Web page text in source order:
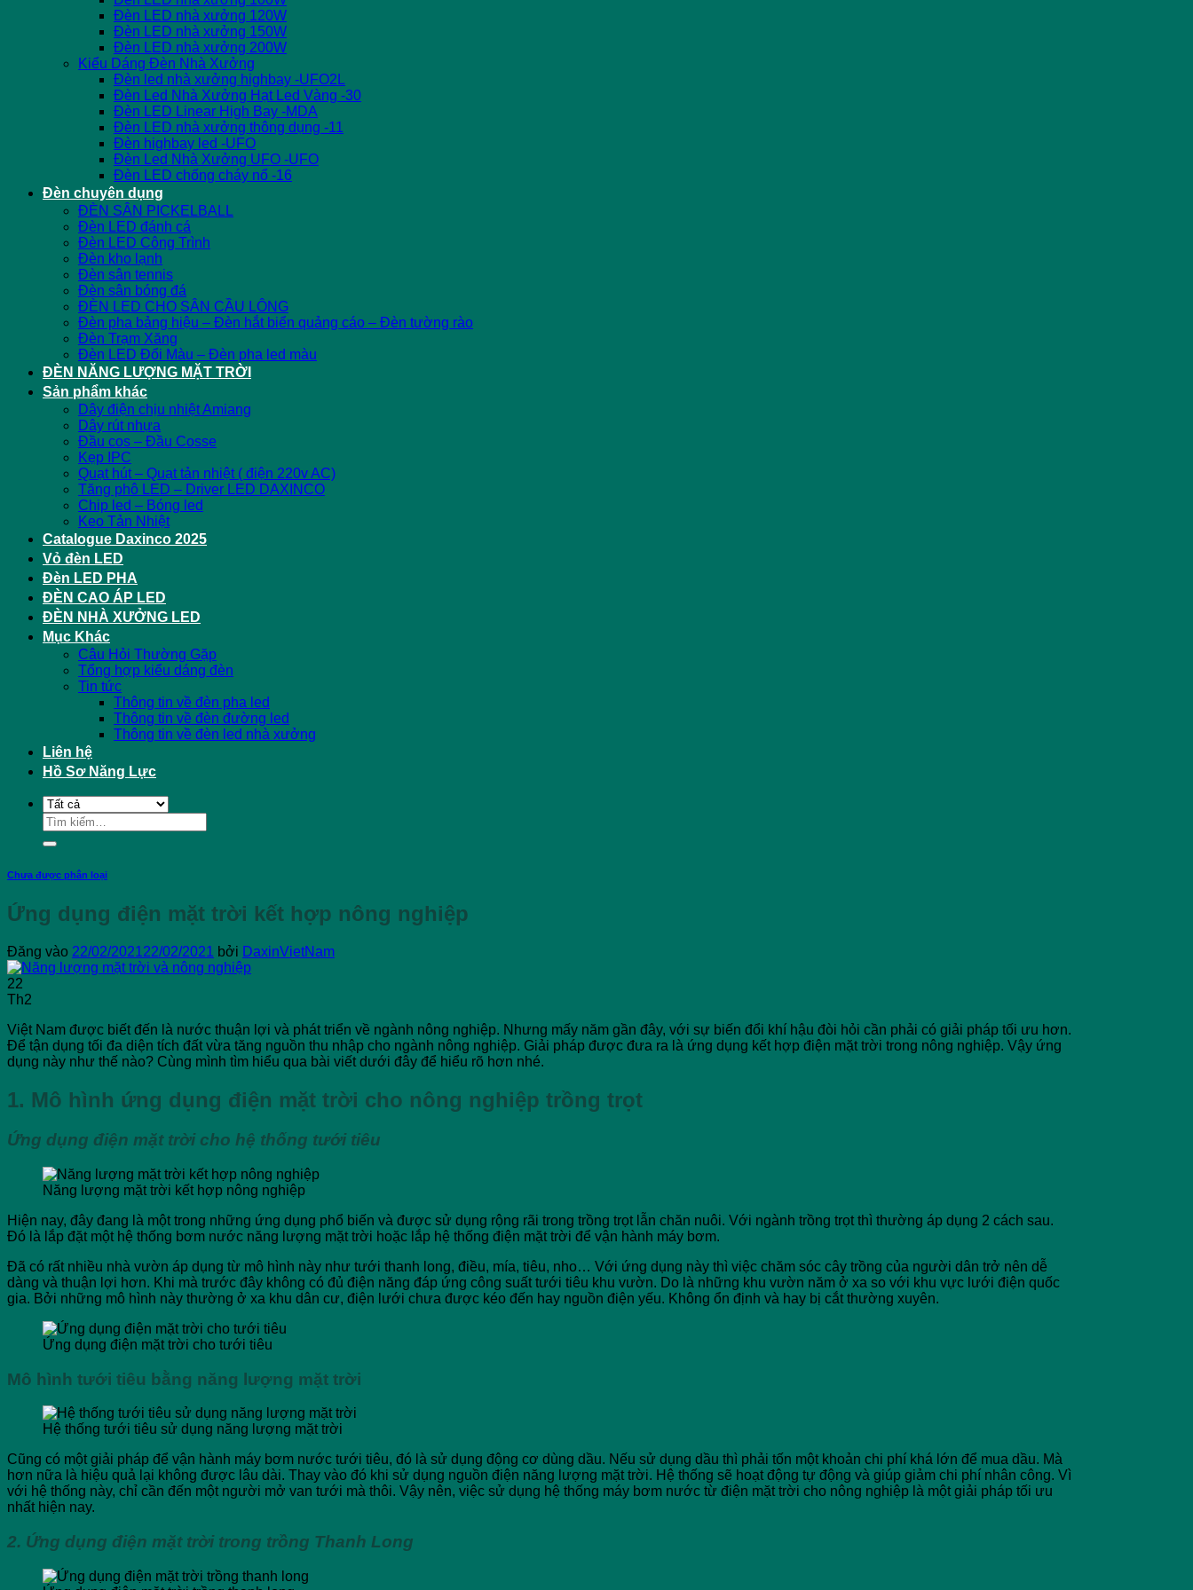
Đèn LED nhà xưởng 120W
Đèn LED nhà xưởng 150W
Đèn LED nhà xưởng 200W
Kiểu Dáng Đèn Nhà Xưởng
Đèn led nhà xưởng highbay -UFO2L
Đèn Led Nhà Xưởng Hạt Led Vàng -30
Đèn LED Linear High Bay -MDA
Đèn LED nhà xưởng thông dụng -11
Đèn highbay led -UFO
Đèn Led Nhà Xưởng UFO -UFO
Đèn LED chống cháy nổ -16
Đèn chuyên dụng
ĐÈN SÂN PICKELBALL
Đèn LED đánh cá
Đèn LED Công Trình
Đèn kho lạnh
Đèn sân tennis
Đèn sân bóng đá
ĐÈN LED CHO SÂN CẦU LÔNG
Đèn pha bảng hiệu – Đèn hắt biển quảng cáo – Đèn tường rào
Đèn Trạm Xăng
Đèn LED Đổi Màu – Đèn pha led màu
ĐÈN NĂNG LƯỢNG MẶT TRỜI
Sản phẩm khác
Dây điện chịu nhiệt Amiang
Dây rút nhựa
Đầu cos – Đầu Cosse
Kẹp IPC
Quạt hút – Quạt tản nhiệt ( điện 220v AC)
Tăng phô LED – Driver LED DAXINCO
Chip led – Bóng led
Keo Tản Nhiệt
Catalogue Daxinco 2025
Vỏ đèn LED
Đèn LED PHA
ĐÈN CAO ÁP LED
ĐÈN NHÀ XƯỞNG LED
Mục Khác
Câu Hỏi Thường Gặp
Tổng hợp kiểu dáng đèn
Tin tức
Thông tin về đèn pha led
Thông tin về đèn đường led
Thông tin về đèn led nhà xưởng
Liên hệ
Hồ Sơ Năng Lực
Tìm
kiếm:
Chưa được phân loại
Ứng dụng điện mặt trời kết hợp nông nghiệp
Đăng vào 22/02/202122/02/2021 bởi DaxinVietNam
22
Th2
Việt Nam được biết đến là nước thuận lợi và phát triển về ngành nông nghiệp. Nhưng mấy năm gần đây, với sự biến đổi khí hậu đòi hỏi cần phải có giải pháp tối ưu hơn.
Để tận dụng tối đa diện tích đất vừa tăng nguồn thu nhập cho ngành nông nghiệp. Giải pháp được đưa ra là ứng dụng kết hợp điện mặt trời trong nông nghiệp. Vậy ứng
dụng này như thế nào? Cùng mình tìm hiểu qua bài viết dưới đây để hiểu rõ hơn nhé.
1. Mô hình ứng dụng điện mặt trời cho nông nghiệp trồng trọt
Ứng dụng điện mặt trời cho hệ thống tưới tiêu
Năng lượng mặt trời kết hợp nông nghiệp
Hiện nay, đây đang là một trong những ứng dụng phổ biến và được sử dụng rộng rãi trong trồng trọt lẫn chăn nuôi. Với ngành trồng trọt thì thường áp dụng 2 cách sau.
Đó là lắp đặt một hệ thống bơm nước năng lượng mặt trời hoặc lắp hệ thống điện mặt trời để vận hành máy bơm.
Đã có rất nhiều nhà vườn áp dụng từ mô hình này như tưới thanh long, điều, mía, tiêu, nho… Với ứng dụng này thì việc chăm sóc cây trồng của người dân trở nên dễ
dàng và thuận lợi hơn. Khi mà trước đây không có đủ điện năng đáp ứng công suất tưới tiêu khu vườn. Do là những khu vườn năm ở xa so với khu vực lưới điện quốc
gia. Bởi những mô hình này thường ở xa khu dân cư, điện lưới chưa được kéo đến hay nguồn điện yếu. Không ổn định và hay bị cắt thường xuyên.
Ứng dụng điện mặt trời cho tưới tiêu
Mô hình tưới tiêu bằng năng lượng mặt trời
Hệ thống tưới tiêu sử dụng năng lượng mặt trời
Cũng có một giải pháp để vận hành máy bơm nước tưới tiêu, đó là sử dụng động cơ dùng dầu. Nếu sử dụng dầu thì phải tốn một khoản chi phí khá lớn để mua dầu. Mà
hơn nữa là hiệu quả lại không được lâu dài. Thay vào đó khi sử dụng nguồn điện năng lượng mặt trời. Hệ thống sẽ hoạt động tự động và giúp giảm chi phí nhân công. Vì
với hệ thống này, chỉ cần đến một người mở van tưới mà thôi. Vậy nên, việc sử dụng hệ thống máy bơm nước từ điện mặt trời cho nông nghiệp là một giải pháp tối ưu
nhất hiện nay.
2. Ứng dụng điện mặt trời trong trồng Thanh Long